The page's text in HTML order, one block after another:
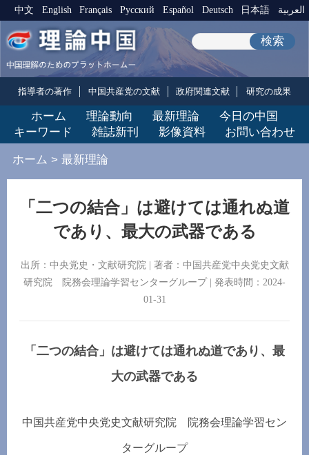
中文 English Français Pусский Español Deutsch 日本語 العربية
検索
指導者の著作 中国共産党の文献 政府関連文献 研究の成果
ホーム 理論動向 最新理論
今日の中国
キーワード
雑誌新刊 影像資料 お問い合わせ
ホーム > 最新理論
「二つの結合」は避けては通れぬ道
であり、最大の武器である
出所：中央党史・文献研究院 | 著者：中国共産党中央党史文献
研究院 院務会理論学習センターグループ | 発表時間：2024-
01-31
「二つの結合」は避けては通れぬ道であり、最
大の武器である
中国共産党中央党史文献研究院 院務会理論学習セン
ターグループ